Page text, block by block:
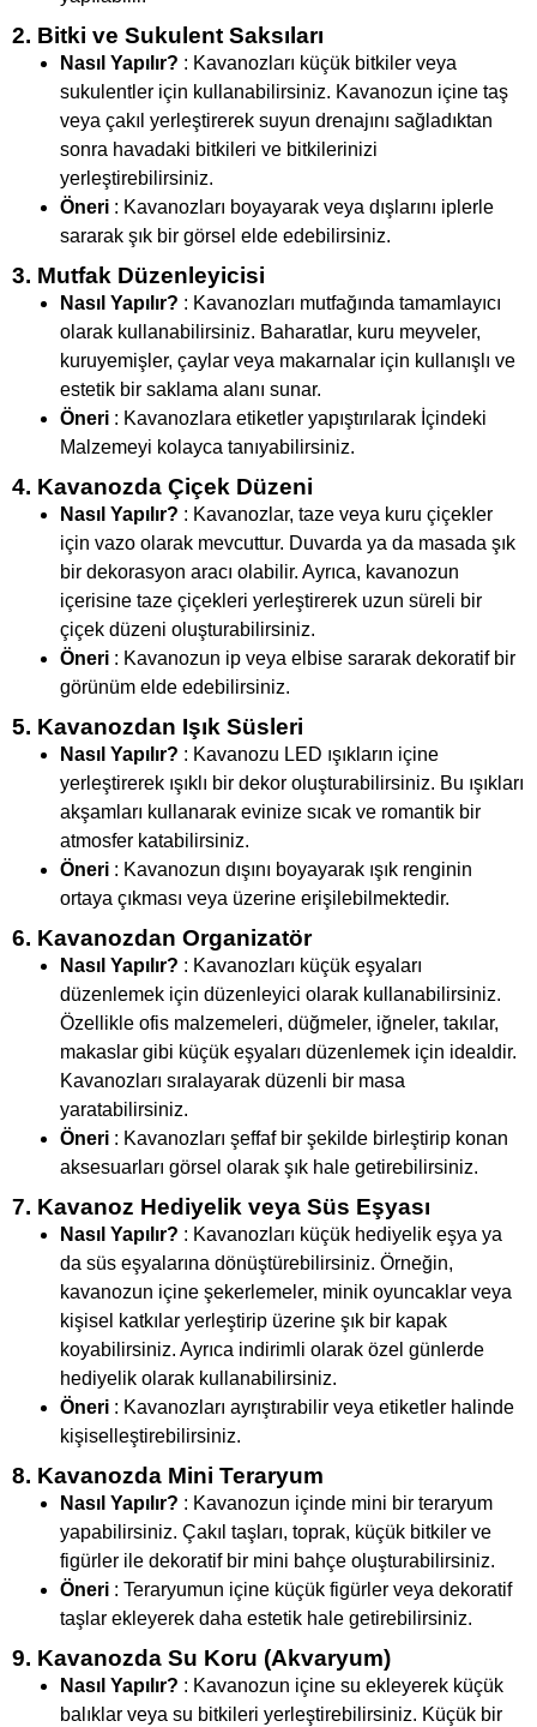
2. Bitki ve Sukulent Saksıları
Nasıl Yapılır? : Kavanozları küçük bitkiler veya
sukulentler için kullanabilirsiniz. Kavanozun içine taş
veya çakıl yerleştirerek suyun drenajını sağladıktan
sonra havadaki bitkileri ve bitkilerinizi
yerleştirebilirsiniz.
Öneri : Kavanozları boyayarak veya dışlarını iplerle
sararak şık bir görsel elde edebilirsiniz.
3. Mutfak Düzenleyicisi
Nasıl Yapılır? : Kavanozları mutfağında tamamlayıcı
olarak kullanabilirsiniz. Baharatlar, kuru meyveler,
kuruyemişler, çaylar veya makarnalar için kullanışlı ve
estetik bir saklama alanı sunar.
Öneri : Kavanozlara etiketler yapıştırılarak İçindeki
Malzemeyi kolayca tanıyabilirsiniz.
4. Kavanozda Çiçek Düzeni
Nasıl Yapılır? : Kavanozlar, taze veya kuru çiçekler
için vazo olarak mevcuttur. Duvarda ya da masada şık
bir dekorasyon aracı olabilir. Ayrıca, kavanozun
içerisine taze çiçekleri yerleştirerek uzun süreli bir
çiçek düzeni oluşturabilirsiniz.
Öneri : Kavanozun ip veya elbise sararak dekoratif bir
görünüm elde edebilirsiniz.
5. Kavanozdan Işık Süsleri
Nasıl Yapılır? : Kavanozu LED ışıkların içine
yerleştirerek ışıklı bir dekor oluşturabilirsiniz. Bu ışıkları
akşamları kullanarak evinize sıcak ve romantik bir
atmosfer katabilirsiniz.
Öneri : Kavanozun dışını boyayarak ışık renginin
ortaya çıkması veya üzerine erişilebilmektedir.
6. Kavanozdan Organizatör
Nasıl Yapılır? : Kavanozları küçük eşyaları
düzenlemek için düzenleyici olarak kullanabilirsiniz.
Özellikle ofis malzemeleri, düğmeler, iğneler, takılar,
makaslar gibi küçük eşyaları düzenlemek için idealdir.
Kavanozları sıralayarak düzenli bir masa
yaratabilirsiniz.
Öneri : Kavanozları şeffaf bir şekilde birleştirip konan
aksesuarları görsel olarak şık hale getirebilirsiniz.
7. Kavanoz Hediyelik veya Süs Eşyası
Nasıl Yapılır? : Kavanozları küçük hediyelik eşya ya
da süs eşyalarına dönüştürebilirsiniz. Örneğin,
kavanozun içine şekerlemeler, minik oyuncaklar veya
kişisel katkılar yerleştirip üzerine şık bir kapak
koyabilirsiniz. Ayrıca indirimli olarak özel günlerde
hediyelik olarak kullanabilirsiniz.
Öneri : Kavanozları ayrıştırabilir veya etiketler halinde
kişiselleştirebilirsiniz.
8. Kavanozda Mini Teraryum
Nasıl Yapılır? : Kavanozun içinde mini bir teraryum
yapabilirsiniz. Çakıl taşları, toprak, küçük bitkiler ve
figürler ile dekoratif bir mini bahçe oluşturabilirsiniz.
Öneri : Teraryumun içine küçük figürler veya dekoratif
taşlar ekleyerek daha estetik hale getirebilirsiniz.
9. Kavanozda Su Koru (Akvaryum)
Nasıl Yapılır? : Kavanozun içine su ekleyerek küçük
balıklar veya su bitkileri yerleştirebilirsiniz. Küçük bir